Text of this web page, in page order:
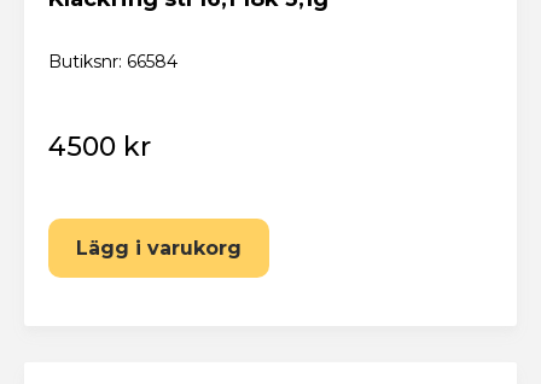
Butiksnr: 66584
4500 kr
Lägg i varukorg